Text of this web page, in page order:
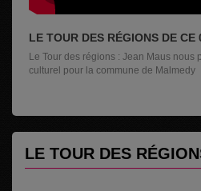
LE TOUR DES RÉGIONS DE
Le Tour des régions : Jean Maus nous
culturel pour la commune de Malmedy
LE TOUR DES